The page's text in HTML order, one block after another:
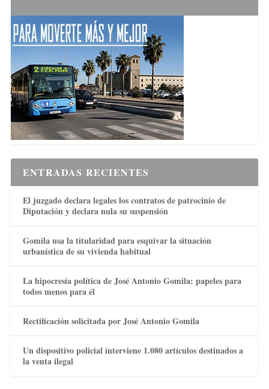
ENTRADAS RECIENTES
El juzgado declara legales los contratos de patrocinio de
Diputación y declara nula su suspensión
Gomila usa la titularidad para esquivar la situación
urbanística de su vivienda habitual
La hipocresía política de José Antonio Gomila: papeles para
todos menos para él
Rectificación solicitada por José Antonio Gomila
Un dispositivo policial interviene 1.080 artículos destinados a
la venta ilegal